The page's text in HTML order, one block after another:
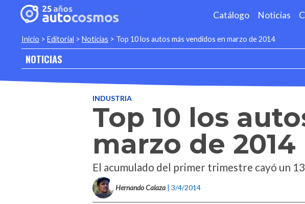
Catálogo Noticias
Inicio > Editorial > Noticias > Top 10 los autos más vendidos en marzo de 2014
NOTICIAS
INDUSTRIA
Top 10 los
marzo de 2014
El acumulado del primer trimestre cayó un
Hernando Calaza | 3/4/2014